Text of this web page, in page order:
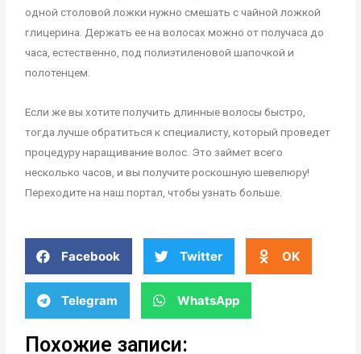
одной столовой ложки нужно смешать с чайной ложкой
глицерина. Держать ее на волосах можно от получаса до
часа, естественно, под полиэтиленовой шапочкой и
полотенцем.
Если же вы хотите получить длинные волосы быстро,
тогда лучше обратиться к специалисту, который проведет
процедуру наращивание волос. Это займет всего
несколько часов, и вы получите роскошную шевелюру!
Переходите на наш портал, чтобы узнать больше.
Facebook Twitter OK
Telegram WhatsApp
Похожие записи: